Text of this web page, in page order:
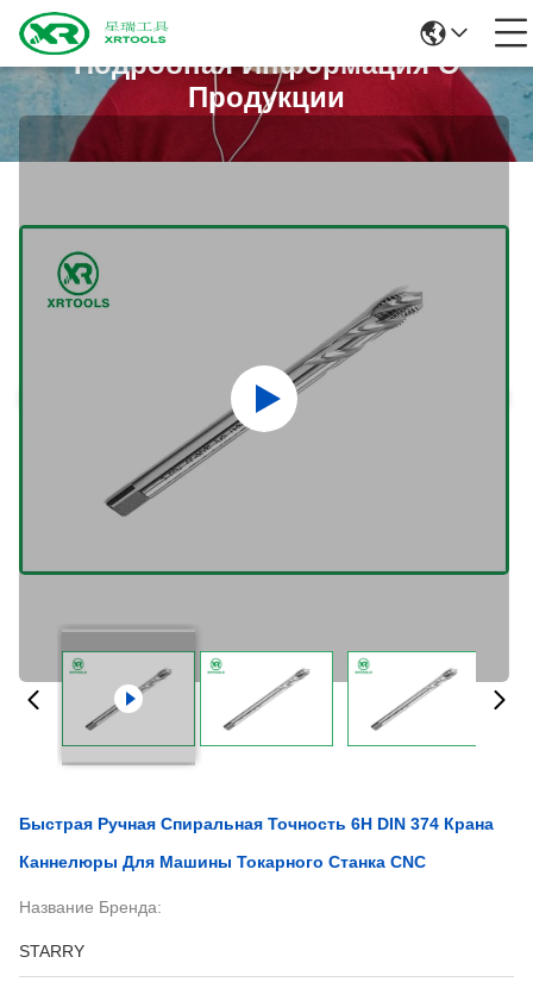
Подробная Информация О
Продукции
Быстрая Ручная Спиральная Точность 6H DIN 374 Крана
Каннелюры Для Машины Токарного Станка CNC
Название Бренда:
STARRY